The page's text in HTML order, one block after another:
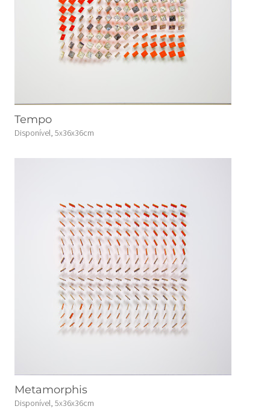
Tempo
Disponível, 5x36x36cm
Metamorphis
Disponível, 5x36x36cm